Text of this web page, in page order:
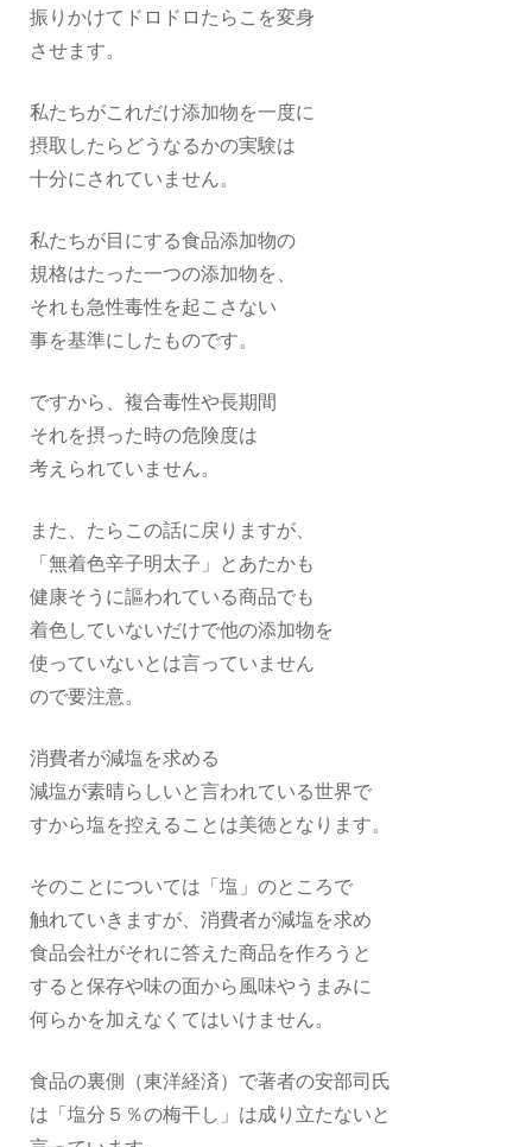
振りかけてドロドロたらこを変身
させます。
私たちがこれだけ添加物を一度に
摂取したらどうなるかの実験は
十分にされていません。
私たちが目にする食品添加物の
規格はたった一つの添加物を、
それも急性毒性を起こさない
事を基準にしたものです。
ですから、複合毒性や長期間
それを摂った時の危険度は
考えられていません。
また、たらこの話に戻りますが、
「無着色辛子明太子」とあたかも
健康そうに謳われている商品でも
着色していないだけで他の添加物を
使っていないとは言っていません
ので要注意。
消費者が減塩を求める
減塩が素晴らしいと言われている世界で
すから塩を控えることは美徳となります。
そのことについては「塩」のところで
触れていきますが、消費者が減塩を求め
食品会社がそれに答えた商品を作ろうと
すると保存や味の面から風味やうまみに
何らかを加えなくてはいけません。
食品の裏側（東洋経済）で著者の安部司氏
は「塩分５％の梅干し」は成り立たないと